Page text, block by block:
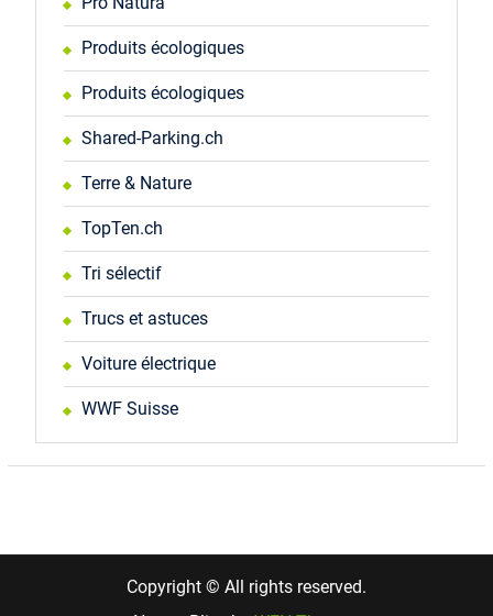
Produits écologiques
Produits écologiques
Shared-Parking.ch
Terre & Nature
TopTen.ch
Tri sélectif
Trucs et astuces
Voiture électrique
WWF Suisse
Copyright © All rights reserved.